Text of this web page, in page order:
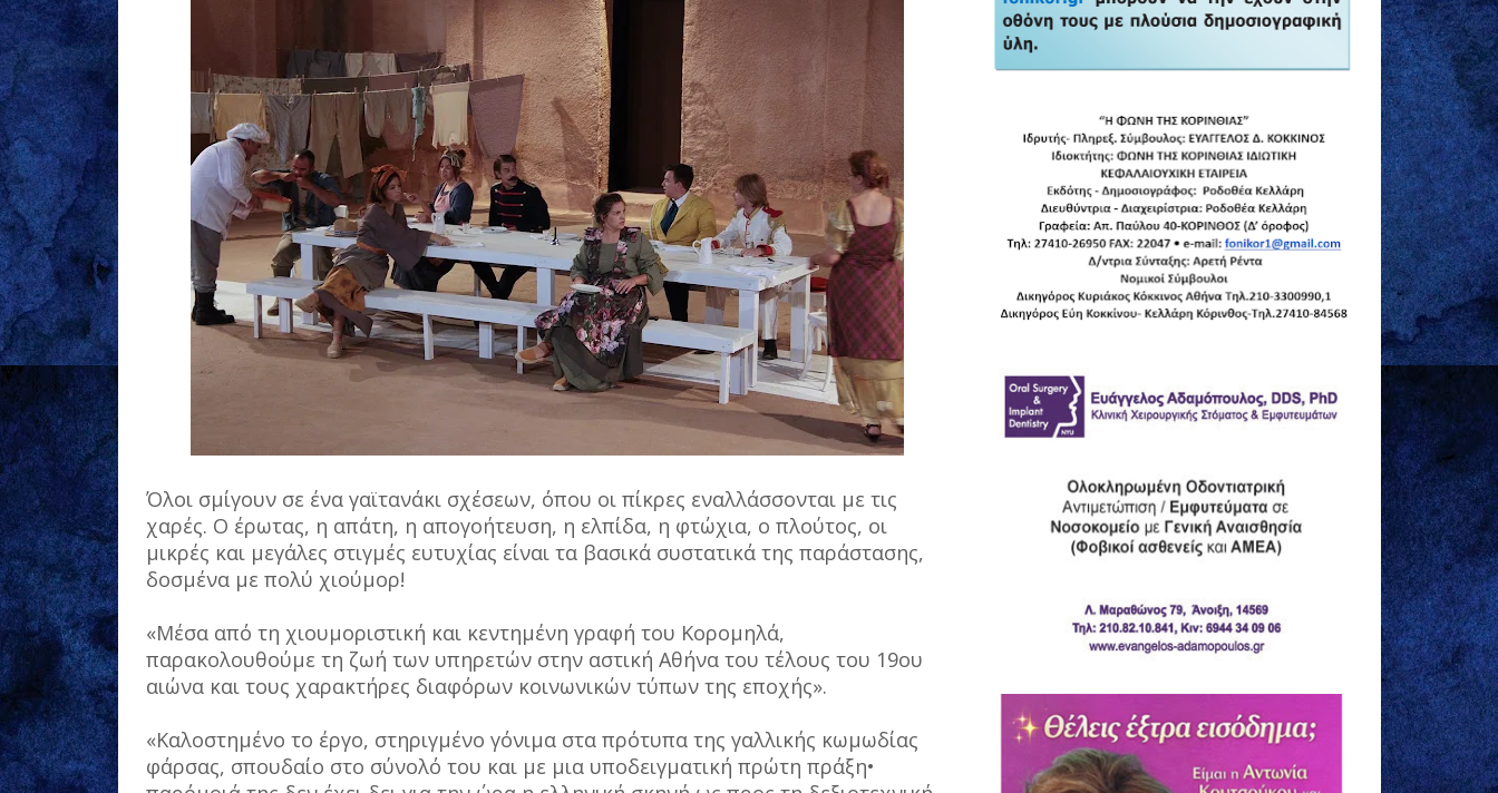
Όλοι σμίγουν σε ένα γαϊτανάκι σχέσεων, όπου οι πίκρες εναλλάσσονται με τις
χαρές. Ο έρωτας, η απάτη, η απογοήτευση, η ελπίδα, η φτώχια, ο πλούτος, οι
μικρές και μεγάλες στιγμές ευτυχίας είναι τα βασικά συστατικά της παράστασης,
δοσμένα με πολύ χιούμορ!
«Μέσα από τη χιουμοριστική και κεντημένη γραφή του Κορομηλά,
παρακολουθούμε τη ζωή των υπηρετών στην αστική Αθήνα του τέλους του 19ου
αιώνα και τους χαρακτήρες διαφόρων κοινωνικών τύπων της εποχής».
«Καλοστημένο το έργο, στηριγμένο γόνιμα στα πρότυπα της γαλλικής κωμωδίας
φάρσας, σπουδαίο στο σύνολό του και με μια υποδειγματική πρώτη πράξη•